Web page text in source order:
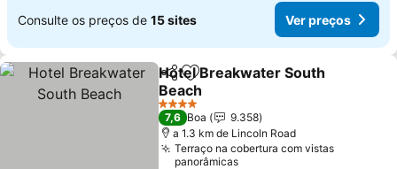
Consulte os preços de 15 sites Ver preços
PartilharAdicionar aos favoritos
Hotel Breakwater South
Beach
4 Estrelas
7,6 Boa
9.358
a 1.3 km de Lincoln Road
Terraço na cobertura com vistas
panorâmicas